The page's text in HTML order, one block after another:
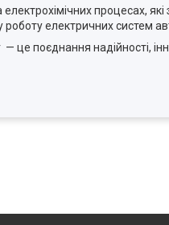
процесах,
електричних систем
це поєднання надійності,